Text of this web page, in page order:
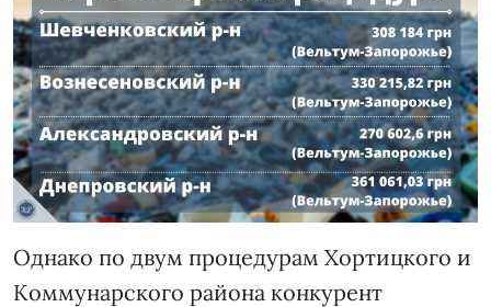
Однако по двум процедурам Хортицкого и
Коммунарского района конкурент